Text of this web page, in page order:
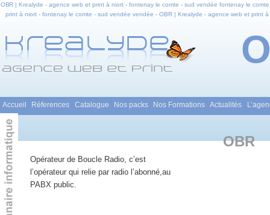
OBR | Krealyde - agence web et print à niort - fontenay le comte - sud vendée fontenay le
print à niort - fontenay le comte - sud vendée vendée - OBR | Krealyde - agence web et
Menu principal
Aller au contenu principal
Aller au contenu secondaire
Accueil Réferences Catalogue Nos packs Nos Formations Actualités
OBR
Opérateur de Boucle Radio, c’est
l’opérateur qui relie par radio l’abonné,au
PABX public.